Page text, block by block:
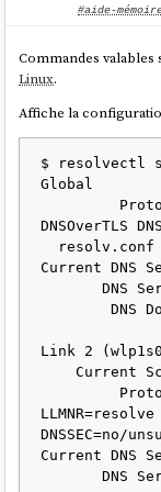
/etc/systemd/
$ sudo rm
Je relancesystemd-
seconde exécution de
klein/
Je constate que
cache retourne
algorithme de
Je soupçonne
le cas, je me
pour les hostnames
#aide-
Commandes valables
Linux.
Affiche la
$ resolvectl
Global
DNSOverTLS
Current DNS
       DNS Servers: 127.0.0.1:5300
Link 2
    Current Scopes: DNS LLMNR/IPv4 LLMNR/IPv6
LLMNR=resolve
DNSSEC=no/
Current DNS